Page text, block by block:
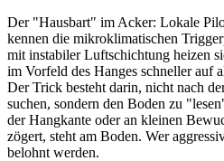
Der "Hausbart" im Acker: Lokale
kennen die mikroklimatischen
mit instabiler Luftschichtung heizen
im Vorfeld des Hanges schneller auf
Der Trick besteht darin, nicht nach
suchen, sondern den Boden zu
der Hangkante oder an kleinen
zögert, steht am Boden. Wer
belohnt werden.